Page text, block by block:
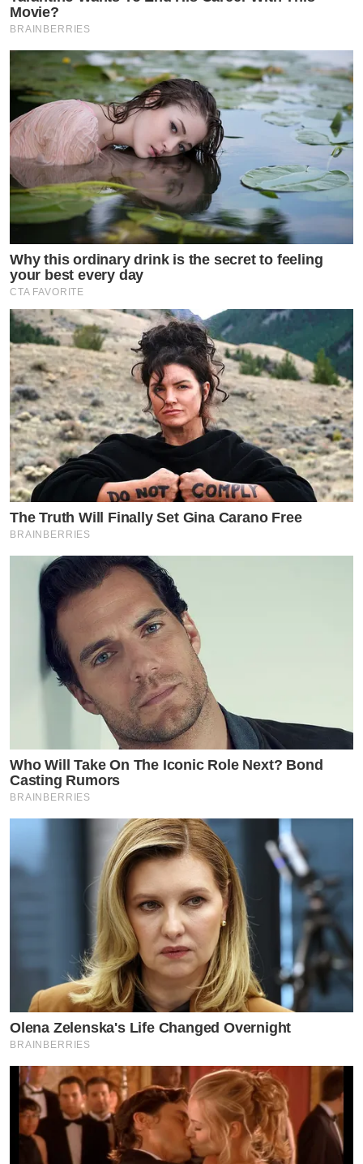
เล็กน้อย ออกจากโรงพยาบาลราวครึ่งเดือน ตรวจวัดความ
อ่อนเพลีย ช่วยเหลือตัวเองไม่ได้ และการรับรู้ของสมองลด
ลง
หญิงอายุ 30+ ปี เดิมแข็งแรงดี ทำงานออฟฟิศ ป่วยแบบ
อาการไม่รุนแรง รักษาตัวที่บ้านด้วยยารักษาตามอาการภาย
ใต้การติดตามของโรงพยาบาล หลังหายแล้วกว่าหนึ่งเดือน
ยังคงไอ มีเสมหะ และเพลียง่าย ไม่สามารถทำงานได้ตาม
รายสุดท้ายเป็นชายอายุ 60+ ปี น้ำหนักตัวเกือบร้อยโล หลัง
มีอาการได้สี่วัน (ไข้ น้ำมูก ไอมีเสมหะ และถ่ายเหลว) หอบ
เหนื่อยมาก เกิดปอดอักเสบรุนแรงจนต้องใช้เครื่องช่วย
หายใจ เอกซเรย์ปอดดังรูป
ทุกรายได้รับวัคซีนเข็มพื้นฐานครบถ้วนและไม่เกิน 3 เดือน
กำลังรอรับเข็มกระตุ้น
โอไมครอนติดง่าย วัคซีนเข็มพื้นฐานทุกสูตรกันติดได้ไม่ดีนัก
โดยเฉพาะถ้าเวลาเกินสามเดือนในคนปกติ หรือไม่ถึงสาม
เดือนในคนเปราะบาง แต่วัคซีนเข็มพื้นฐานยังช่วยกันรุนแรง
จนถึงตายได้ แต่อาจไม่โชคดีทุกคนดังเช่นความรุนแรงของ
รายสุดท้าย
แต่การฉีดวัคซีนโควิดทั้งเข็มพื้นฐานและเข็มกระตุ้นในทุก
สูตร ยังเป็นสิ่งจำเป็นอย่างยิ่ง
แม้จะป่วยแบบไม่มีอาการหรือมีอาการแต่ไม่รุนแรง เมื่อหาย
แล้วมีบางส่วนที่ร่างกายยังไม่กลับเหมือนเดิมได้เร็ว ไม่ว่า
ต้นทุนสุขภาพเดิมจะดีแค่ไหนก็ตาม
by TVPOOL ONLINE
Movie?
BRAINBERRIES
Why this ordinary drink is the secret to feeling
your best every day
CTA FAVORITE
The Truth Will Finally Set Gina Carano Free
BRAINBERRIES
Who Will Take On The Iconic Role Next? Bond
Casting Rumors
BRAINBERRIES
Olena Zelenska's Life Changed Overnight
BRAINBERRIES